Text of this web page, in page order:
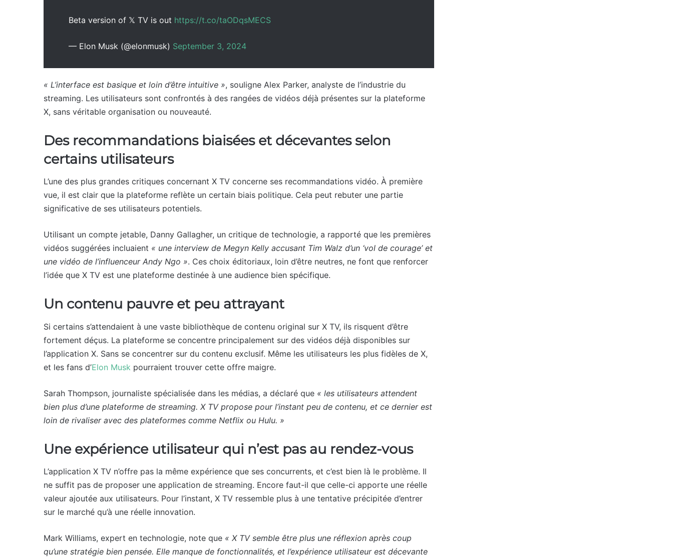
Beta version of 𝕏 TV is out https://t.co/taODqsMECS
— Elon Musk (@elonmusk) September 3, 2024
« L’interface est basique et loin d’être intuitive », souligne Alex Parker, analyste de l’industrie du
streaming. Les utilisateurs sont confrontés à des rangées de vidéos déjà présentes sur la plateforme
X, sans véritable organisation ou nouveauté.
Des recommandations biaisées et décevantes selon
certains utilisateurs
L’une des plus grandes critiques concernant X TV concerne ses recommandations vidéo. À première
vue, il est clair que la plateforme reflète un certain biais politique. Cela peut rebuter une partie
significative de ses utilisateurs potentiels.
Utilisant un compte jetable, Danny Gallagher, un critique de technologie, a rapporté que les premières
vidéos suggérées incluaient « une interview de Megyn Kelly accusant Tim Walz d’un ‘vol de courage’ et
une vidéo de l’influenceur Andy Ngo ». Ces choix éditoriaux, loin d’être neutres, ne font que renforcer
l’idée que X TV est une plateforme destinée à une audience bien spécifique.
Un contenu pauvre et peu attrayant
Si certains s’attendaient à une vaste bibliothèque de contenu original sur X TV, ils risquent d’être
fortement déçus. La plateforme se concentre principalement sur des vidéos déjà disponibles sur
l’application X. Sans se concentrer sur du contenu exclusif. Même les utilisateurs les plus fidèles de X,
et les fans d’Elon Musk pourraient trouver cette offre maigre.
Sarah Thompson, journaliste spécialisée dans les médias, a déclaré que « les utilisateurs attendent
bien plus d’une plateforme de streaming. X TV propose pour l’instant peu de contenu, et ce dernier est
loin de rivaliser avec des plateformes comme Netflix ou Hulu. »
Une expérience utilisateur qui n’est pas au rendez-vous
L’application X TV n’offre pas la même expérience que ses concurrents, et c’est bien là le problème. Il
ne suffit pas de proposer une application de streaming. Encore faut-il que celle-ci apporte une réelle
valeur ajoutée aux utilisateurs. Pour l’instant, X TV ressemble plus à une tentative précipitée d’entrer
sur le marché qu’à une réelle innovation.
Mark Williams, expert en technologie, note que « X TV semble être plus une réflexion après coup
qu’une stratégie bien pensée. Elle manque de fonctionnalités, et l’expérience utilisateur est décevante